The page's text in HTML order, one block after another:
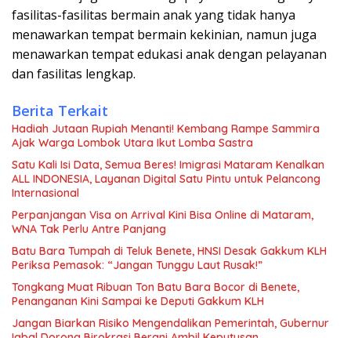
fasilitas-fasilitas bermain anak yang tidak hanya
menawarkan tempat bermain kekinian, namun juga
menawarkan tempat edukasi anak dengan pelayanan
dan fasilitas lengkap.
Berita Terkait
Hadiah Jutaan Rupiah Menanti! Kembang Rampe Sammira
Ajak Warga Lombok Utara Ikut Lomba Sastra
Satu Kali Isi Data, Semua Beres! Imigrasi Mataram Kenalkan
ALL INDONESIA, Layanan Digital Satu Pintu untuk Pelancong
Internasional
Perpanjangan Visa on Arrival Kini Bisa Online di Mataram,
WNA Tak Perlu Antre Panjang
Batu Bara Tumpah di Teluk Benete, HNSI Desak Gakkum KLH
Periksa Pemasok: “Jangan Tunggu Laut Rusak!”
Tongkang Muat Ribuan Ton Batu Bara Bocor di Benete,
Penanganan Kini Sampai ke Deputi Gakkum KLH
Jangan Biarkan Risiko Mengendalikan Pemerintah, Gubernur